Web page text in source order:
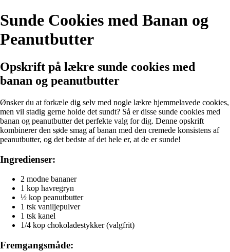
Sunde Cookies med Banan og
Peanutbutter
Opskrift på lækre sunde cookies med
banan og peanutbutter
Ønsker du at forkæle dig selv med nogle lækre hjemmelavede cookies,
men vil stadig gerne holde det sundt? Så er disse sunde cookies med
banan og peanutbutter det perfekte valg for dig. Denne opskrift
kombinerer den søde smag af banan med den cremede konsistens af
peanutbutter, og det bedste af det hele er, at de er sunde!
Ingredienser:
2 modne bananer
1 kop havregryn
½ kop peanutbutter
1 tsk vaniljepulver
1 tsk kanel
1/4 kop chokoladestykker (valgfrit)
Fremgangsmåde: